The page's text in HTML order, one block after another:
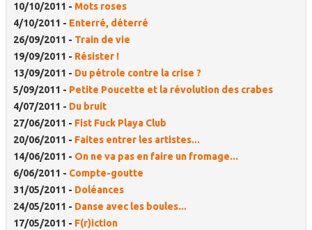
10/10/2011 - Mots roses
4/10/2011 - Enterré, déterré
26/09/2011 - Train de vie
19/09/2011 - Résister !
13/09/2011 - Du pétrole contre la crise ?
5/09/2011 - Petite Poucette et la révolution des crabes
4/07/2011 - Du bruit
27/06/2011 - Fist Fuck Playa Club
20/06/2011 - Faites entrer les artistes...
14/06/2011 - On ne va pas en faire un fromage...
6/06/2011 - Compte-goutte
31/05/2011 - Doléances
24/05/2011 - Danse avec les boules...
17/05/2011 - F(r)iction